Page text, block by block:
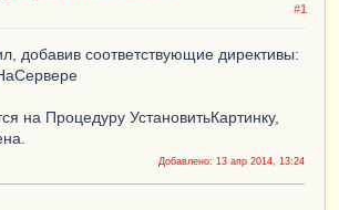
нового элемента в Справочнике
картинки в его реквизите Файл
#1
добавив соответствующие директивы:
на Процедуру УстановитьКартинку,
Добавлено: 13 апр 2014, 13:24